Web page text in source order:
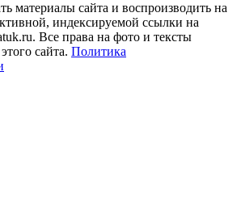
материалы сайта и воспроизводить на
индексируемой ссылки на
Все права на фото и тексты
сайта. Политика